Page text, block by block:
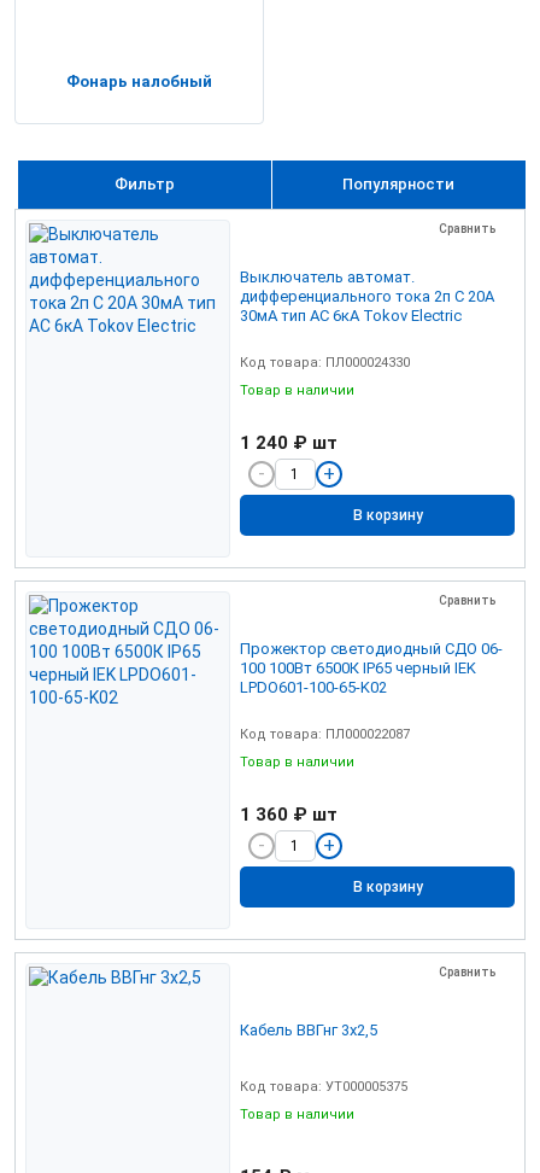
Фонарь налобный
Популярности
Фильтр
Сравнить
Выключатель автомат.
дифференциального тока 2п C 20А
30мА тип AC 6кА Tokov Electric
Код товара: ПЛ000024330
Товар в наличии
1 240 ₽ шт
В корзину
Сравнить
Прожектор светодиодный СДО 06-
100 100Вт 6500К IP65 черный IEK
LPDO601-100-65-K02
Код товара: ПЛ000022087
Товар в наличии
1 360 ₽ шт
В корзину
Сравнить
Кабель ВВГнг 3х2,5
Код товара: УТ000005375
Товар в наличии